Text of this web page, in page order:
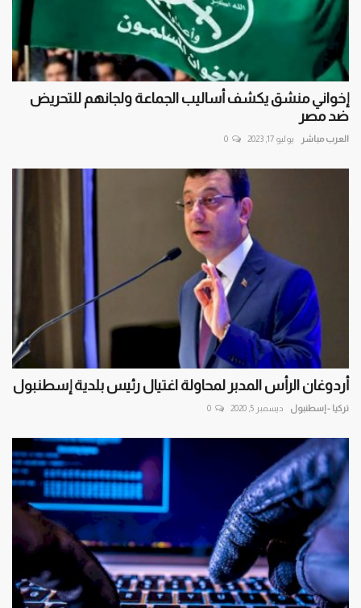
إخواني منشق يكشف أساليب الجماعة ولجانهم للتحريض
ضد مصر
العرب مباشر يوليو 17, 2023 0
أردوغان الرأس المدبر لمحاولة اغتيال رئيس بلدية إسطنبول
تركيا - إسطنبول ديسمبر 5, 2020 0